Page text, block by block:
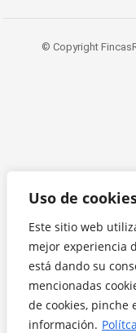
Uso de
Este sitio web
mejor experiencia
está dando su
mencionadas
de cookies, pinche
información.
© Copyright